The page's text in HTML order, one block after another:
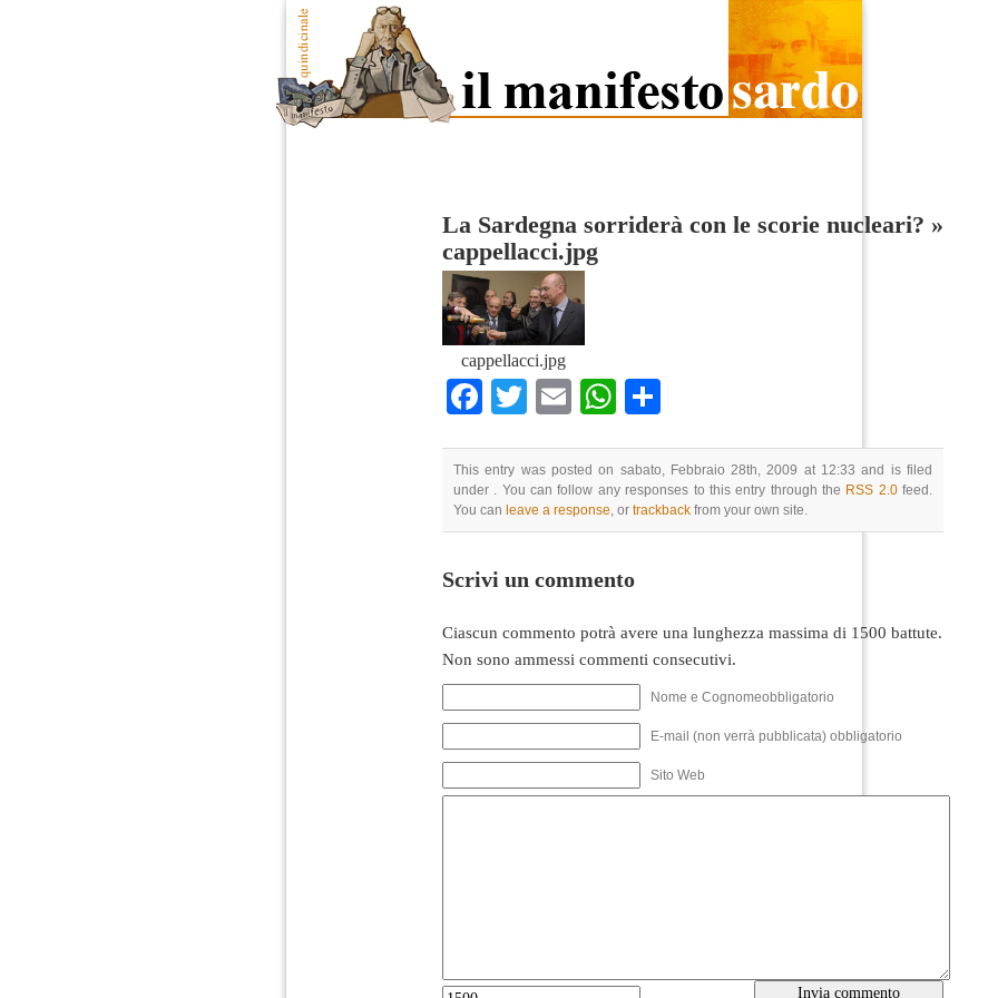
La Sardegna sorriderà con le scorie nucleari? »
cappellacci.jpg
cappellacci.jpg
Facebook
TwitterEmailWhatsApp
This entry was posted on sabato, Febbraio 28th, 2009 at 12:33 and is filed
under . You can follow any responses to this entry through the RSS 2.0feed.
You can leave a response, or trackback from your own site.
Scrivi un commento
Ciascun commento potrà avere una lunghezza massima di 1500 battute.
Non sono ammessi commenti consecutivi.
Nome e Cognomeobbligatorio
E-mail (non verrà pubblicata) obbligatorio
Sito Web